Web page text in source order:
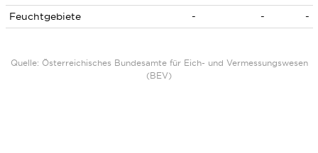
Feuchtgebiete
- - -
Quelle: Österreichisches Bundesamte für Eich- und Vermessungswesen
(BEV)